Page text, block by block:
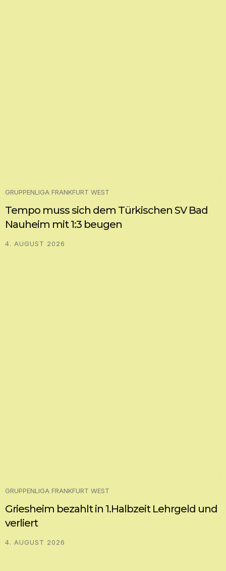
GRUPPENLIGA FRANKFURT WEST
Tempo muss sich dem Türkischen SV Bad
Nauheim mit 1:3 beugen
4. AUGUST 2026
GRUPPENLIGA FRANKFURT WEST
Griesheim bezahlt in 1.Halbzeit Lehrgeld und
verliert
4. AUGUST 2026